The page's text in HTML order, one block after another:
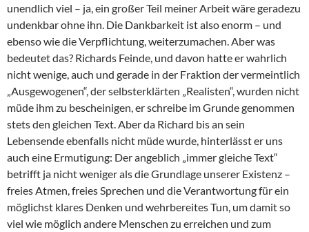
unendlich viel – ja, ein großer Teil meiner Arbeit wäre geradezu
undenkbar ohne ihn. Die Dankbarkeit ist also enorm – und
ebenso wie die Verpflichtung, weiterzumachen. Aber was
bedeutet das? Richards Feinde, und davon hatte er wahrlich
nicht wenige, auch und gerade in der Fraktion der vermeintlich
„Ausgewogenen“, der selbsterklärten „Realisten“, wurden nicht
müde ihm zu bescheinigen, er schreibe im Grunde genommen
stets den gleichen Text. Aber da Richard bis an sein
Lebensende ebenfalls nicht müde wurde, hinterlässt er uns
auch eine Ermutigung: Der angeblich „immer gleiche Text“
betrifft ja nicht weniger als die Grundlage unserer Existenz –
freies Atmen, freies Sprechen und die Verantwortung für ein
möglichst klares Denken und wehrbereites Tun, um damit so
viel wie möglich andere Menschen zu erreichen und zum